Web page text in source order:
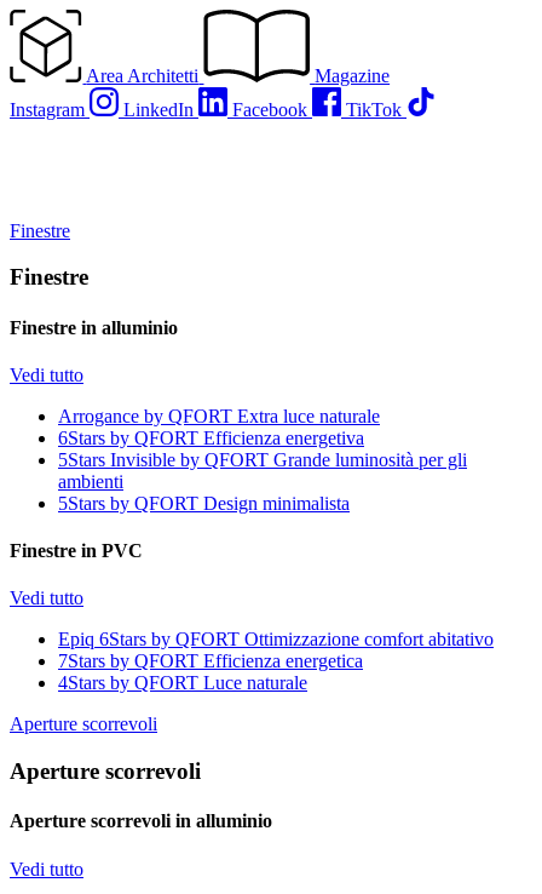
Vai
contenuto
Area Architetti
Magazine
Instagram
LinkedIn Facebook TikTok
Finestre
Finestre
Finestre in alluminio
Vedi tutto
Arrogance by QFORT Extra luce naturale
6Stars by QFORT Efficienza energetiva
5Stars Invisible by QFORT Grande luminosità per gli
ambienti
5Stars by QFORT Design minimalista
Finestre in PVC
Vedi tutto
Epiq 6Stars by QFORT Ottimizzazione comfort abitativo
7Stars by QFORT Efficienza energetica
4Stars by QFORT Luce naturale
Aperture scorrevoli
Aperture scorrevoli
Aperture scorrevoli in alluminio
Vedi tutto